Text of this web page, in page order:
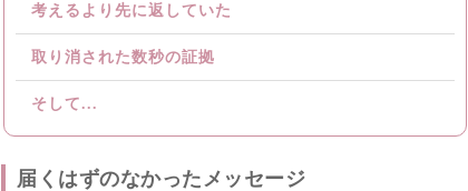
考えるより先に返していた
取り消された数秒の証拠
そして...
届くはずのなかったメッセージ